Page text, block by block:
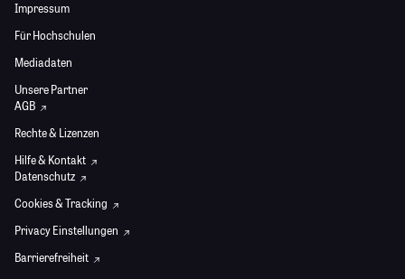
Impressum
Für Hochschulen
Mediadaten
Unsere Partner
AGB
Rechte & Lizenzen
Hilfe & Kontakt
Datenschutz
Cookies & Tracking
Privacy Einstellungen
Barrierefreiheit